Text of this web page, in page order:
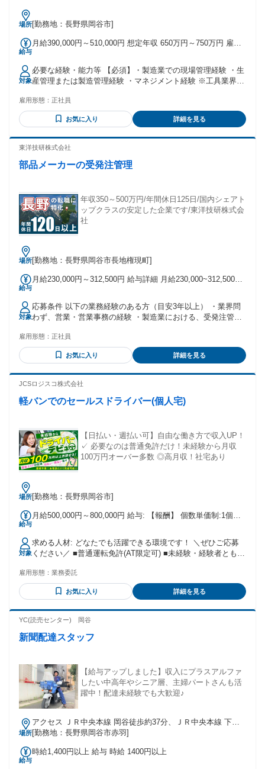
場所[勤務地：長野県岡谷市]
給与
月給390,000円～510,000円 想定年収 650万円～750万円 雇用
給￥390,000～￥510,000 基本給￥390,000～￥510,000を含む/
月 諸手当：通勤手当（会社規定に基づき支給） 試用期間 有
期間：3ヶ月 備考：変更無
対象
必要な経験・能力等 【必須】・製造業での現場管理経験 ・生
産管理または製造管理経験 ・マネジメント経験 ※工具業界の
会社負担、単身赴任手当等有！ 【歓迎】・金属加工、精密加
工などの製造業経験 ・QC活動、5Sなどの改善活動経験 ※切
削工具の製造責任者経験がある方は多くないため、工具業界
ント経験があれば、業界未経験の方も歓迎します。 【特徴】
に分かれるというより、それぞれカバーしあいながら幅広い
雇用形態： 正社員
お気に入り 詳細を見る
東洋技研株式会社
部品メーカーの受発注管理
年収350～500万円/年間休日125日/国内シェアト
ップクラスの安定した企業です/東洋技研株式会
社
場所[勤務地：長野県岡谷市長地権現町]
給与
月給230,000円～312,500円 給与詳細 月給230,000~312,500円
給：160,000～218,750円 職務手当：70,000～93,750円 上記年
収は経験、年齢により上下します 固定残業代 無し 試用期間
有り条件変更無し試用期間中の給与：月給230,000円〜試用期
対象
応募条件 以下の業務経験のある方（目安3年以上） ・業界問
わず、営業・営業事務の経験 ・製造業における、受発注管理
像】 ・社内外通じて、人とのコミュニケーションのお好きな
方 ・主体性を持ち、自ら進んで仕事を取りに行ける方 学歴
雇用形態： 正社員
お気に入り 詳細を見る
JCSロジスコ株式会社
軽バンでのセールスドライバー(個人宅)
【日払い・週払い可】自由な働き方で収入UP！
✓ 必要なのは普通免許だけ！未経験から月収
100万円オーバー多数 ◎高月収！社宅あり
場所[勤務地：長野県岡谷市]
給与
月給500,000円～800,000円 給与: 【報酬】 個数単価制:1個単
例)売上81万円:180円×180個配達×25日稼働 ※ご紹介の案件や
お住まいの地域により異なります。 【モデル報酬】 開業2〜3
ヶ月で安定して50万円、 9割の方が平均55万円以上、 稼がれ
る方は90万円〜112万円以上！ 【月収 支払額トップ (直近3ヶ
職：建設業 ★２位：110万円 54歳男性 拠点：兵庫県宝塚市
前職：トラック運転手 ★３位：105万円 35歳男性 拠点：静岡
県沼津市 前職：飲食業
対象
求める人材: どなたでも活躍できる環境です！ ＼ぜひご応募
ください／ ■普通運転免許(AT限定可) ■未経験・経験者ともに
40代・50代活躍中 ■Iターン・Uターン・Jターン◎ ■ 女性ドラ
イバーも30名近く活躍中！ └ 荷物は軽めの物がほとんどで
いて収入面も期待したい ・会社に縛られずに働きたい ・人間
る ・日払い・週払いを選びたい ・近場で働きたい ・トラッ
ーや配送先でのコミュニケーションは ありますが、業務中は
ほとんど人との 接触がないので、自分のペースで ストレスフ
リーに働けます!
雇用形態： 業務委託
お気に入り 詳細を見る
YC(読売センター) 岡谷
新聞配達スタッフ
【給与アップしました】収入にプラスアルファ
したい中高年やシニア層、主婦パートさんも活
躍中！配達未経験でも大歓迎♪
場所
アクセス ＪＲ中央本線 岡谷徒歩約37分、ＪＲ中央本線 下諏
訪徒歩約44分、ＪＲ中央本線 川岸徒歩約84分
[勤務地：長野県岡谷市赤羽]
給与
時給1,400円以上 給与 時給 1400円以上